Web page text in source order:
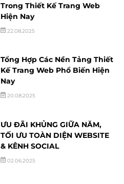
Trong Thiết Kế Trang Web
Hiện Nay
22.08.2025
Tổng Hợp Các Nền Tảng Thiết
Kế Trang Web Phổ Biến Hiện
Nay
20.08.2025
ƯU ĐÃI KHỦNG GIỮA NĂM,
TỐI ƯU TOÀN DIỆN WEBSITE
& KÊNH SOCIAL
02.06.2025